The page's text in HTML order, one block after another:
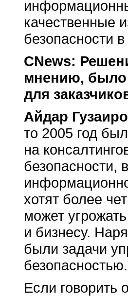
качественные
безопасности
CNews:
мнению, было
для
Айдар
то 2005 год
на
безопасности,
хотят более
может
и бизнесу.
были задачи
безопасностью.
Если говорить